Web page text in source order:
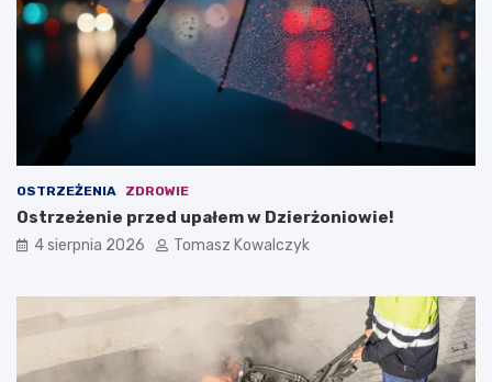
OSTRZEŻENIA ZDROWIE
Ostrzeżenie przed upałem w Dzierżoniowie!
4 sierpnia 2026 Tomasz Kowalczyk